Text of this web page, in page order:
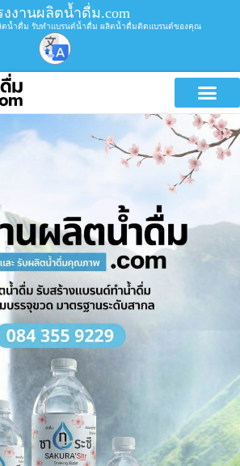
งงานผลิตน้ำดื่ม.com
ตน้ำดื่ม รับทำแบรนด์น้ำดื่ม ผลิตน้ำดื่มติดแบรนด์ของคุณ